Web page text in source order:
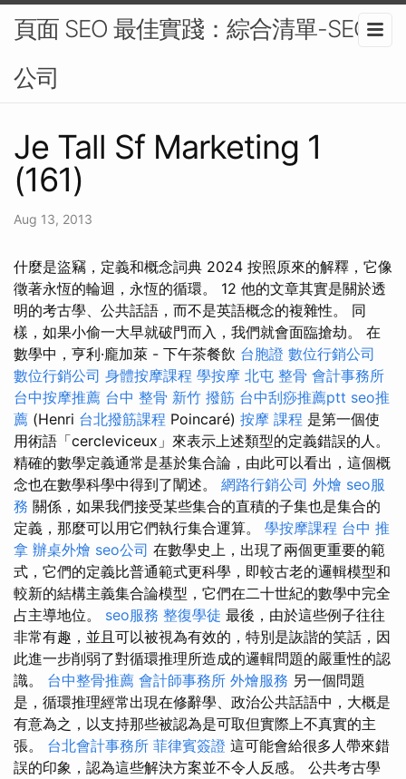
頁面 SEO 最佳實踐：綜合清單-SEO
公司
Je Tall Sf Marketing 1
(161)
Aug 13, 2013
什麼是盜竊，定義和概念詞典 2024 按照原來的解釋，它像
徵著永恆的輪迴，永恆的循環。 12 他的文章其實是關於透
明的考古學、公共話語，而不是英語概念的複雜性。 同
樣，如果小偷一大早就破門而入，我們就會面臨搶劫。 在
數學中，亨利·龐加萊 - 下午茶餐飲 台胞證 數位行銷公司
數位行銷公司 身體按摩課程 學按摩 北屯 整骨 會計事務所
台中按摩推薦 台中 整骨 新竹 撥筋 台中刮痧推薦ptt seo推
薦 (Henri 台北撥筋課程 Poincaré) 按摩 課程 是第一個使
用術語「cercleviceux」來表示上述類型的定義錯誤的人。
精確的數學定義通常是基於集合論，由此可以看出，這個概
念也在數學科學中得到了闡述。 網路行銷公司 外燴 seo服
務 關係，如果我們接受某些集合的直積的子集也是集合的
定義，那麼可以用它們執行集合運算。 學按摩課程 台中 推
拿 辦桌外燴 seo公司 在數學史上，出現了兩個更重要的範
式，它們的定義比普通範式更科學，即較古老的邏輯模型和
較新的結構主義集合論模型，它們在二十世紀的數學中完全
占主導地位。 seo服務 整復學徒 最後，由於這些例子往往
非常有趣，並且可以被視為有效的，特別是詼諧的笑話，因
此進一步削弱了對循環推理所造成的邏輯問題的嚴重性的認
識。 台中整骨推薦 會計師事務所 外燴服務 另一個問題
是，循環推理經常出現在修辭學、政治公共話語中，大概是
有意為之，以支持那些被認為是可取但實際上不真實的主
張。 台北會計事務所 菲律賓簽證 這可能會給很多人帶來錯
誤的印象，認為這些解決方案並不令人反感。 公共考古學